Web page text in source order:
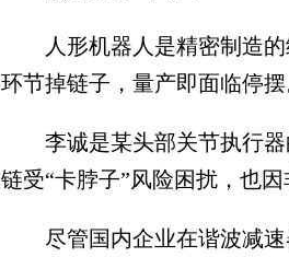
人形机器人是精密制造的
环节掉链子，量产即面临停摆
李诚是某头部关节执行器
链受“卡脖子”风险困扰，也
尽管国内企业在谐波减速